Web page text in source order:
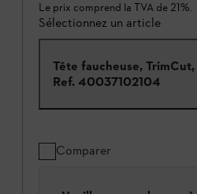
Le prix comprend la TVA de 21%.
Sélectionnez un article
Tête faucheuse, TrimCut,
Ref. 40037102104
Comparer